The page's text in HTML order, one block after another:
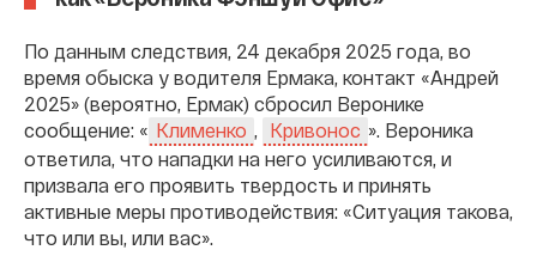
По данным следствия, 24 декабря 2025 года, во
время обыска у водителя Ермака, контакт «Андрей
2025» (вероятно, Ермак) сбросил Веронике
сообщение: « Клименко Кривонос ». Вероника
ответила, что нападки на него усиливаются, и
призвала его проявить твердость и принять
активные меры противодействия: «Ситуация такова,
что или вы, или вас».